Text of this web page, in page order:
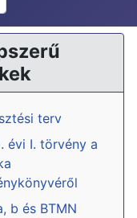
terv
évi I. törvény a
b és BTMN